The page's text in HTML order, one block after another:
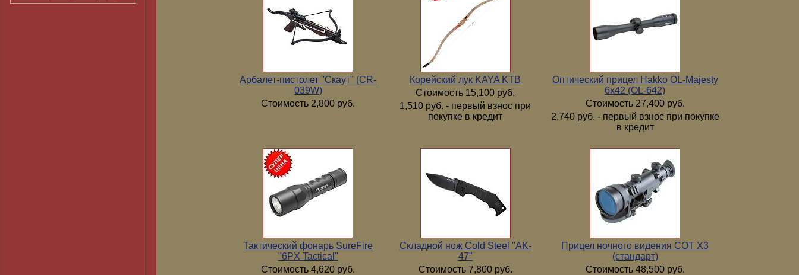
Арбалет-пистолет "Скаут" (CR-
039W)
Стоимость 2,800 руб.
Корейский лук KAYA KTB
Стоимость 15,100 руб.
1,510 руб. - первый взнос при
покупке в кредит
Оптический прицел Hakko OL-Majesty
6x42 (OL-642)
Стоимость 27,400 руб.
2,740 руб. - первый взнос при покупке
в кредит
Тактический фонарь SureFire
"6PX Tactical"
Стоимость 4,620 руб.
Складной нож Cold Steel "AK-
47"
Стоимость 7,800 руб.
Прицел ночного видения COT X3
(стандарт)
Стоимость 48,500 руб.